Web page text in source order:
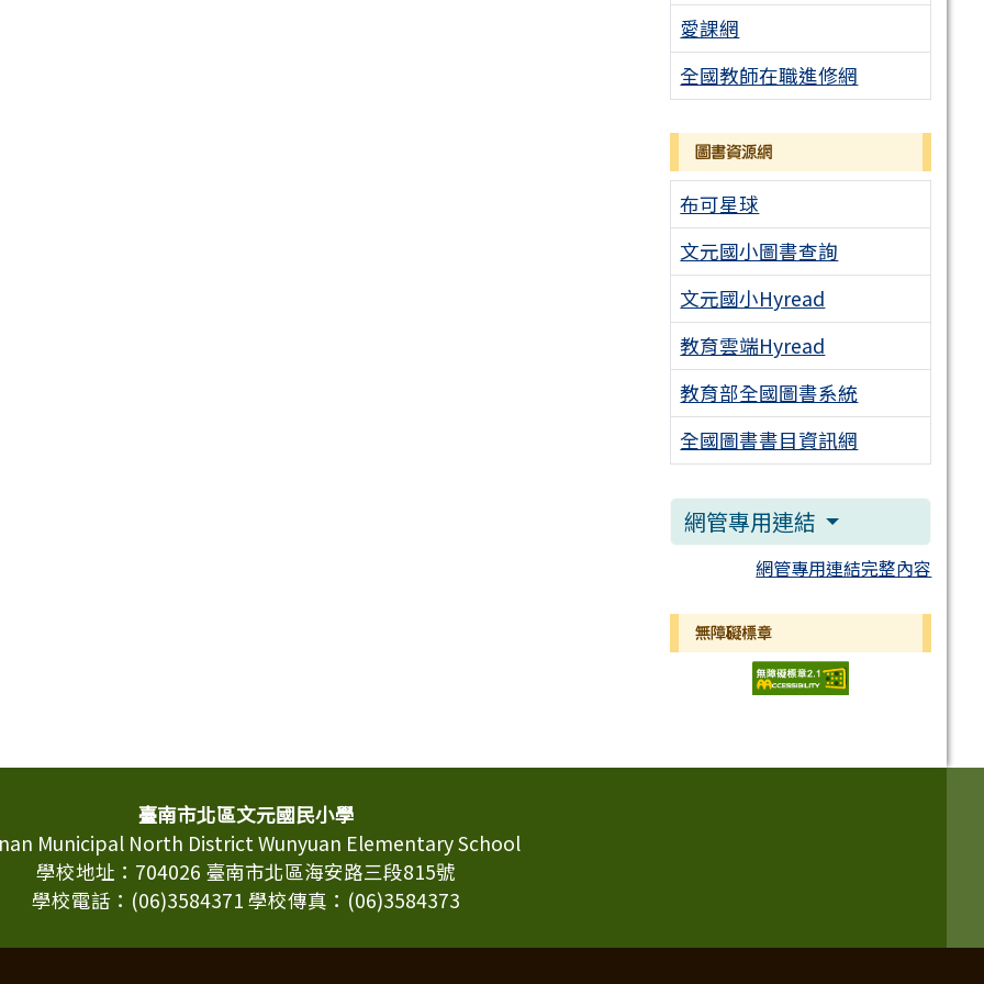
愛課網
全國教師在職進修網
圖書資源網
布可星球
文元國小圖書查詢
文元國小Hyread
教育雲端Hyread
教育部全國圖書系統
全國圖書書目資訊網
網管專用連結
網管專用連結完整內容
無障礙標章
臺南市北區文元國民小學
Municipal North District Wunyuan Elementary School
學校地址：704026 臺南市北區海安路三段815號
學校電話：(06)3584371 學校傳真：(06)3584373